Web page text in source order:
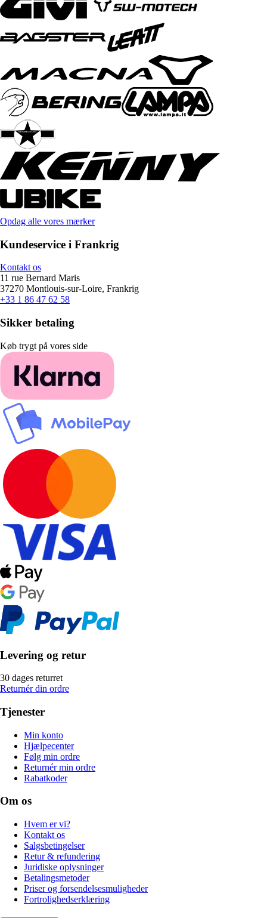
Opdag alle vores mærker
Kundeservice i Frankrig
Kontakt os
11 rue Bernard Maris
37270 Montlouis-sur-Loire, Frankrig
+33 1 86 47 62 58
Sikker betaling
Køb trygt på vores side
Levering og retur
30 dages returret
Returnér din ordre
Tjenester
Min konto
Hjælpecenter
Følg min ordre
Returnér min ordre
Rabatkoder
Om os
Hvem er vi?
Kontakt os
Salgsbetingelser
Retur & refundering
Juridiske oplysninger
Betalingsmetoder
Priser og forsendelsesmuligheder
Fortrolighedserklæring